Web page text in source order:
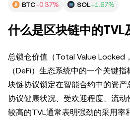
BTC-0.37% SOL+1.67%
什么是区块链中的TVL
总锁仓价值（Total Value Locked
（DeFi）生态系统中的一个关键
块链协议锁定在智能合约中的资
协议健康状况、受欢迎程度、流动
较高的TVL通常表明强劲的采用率